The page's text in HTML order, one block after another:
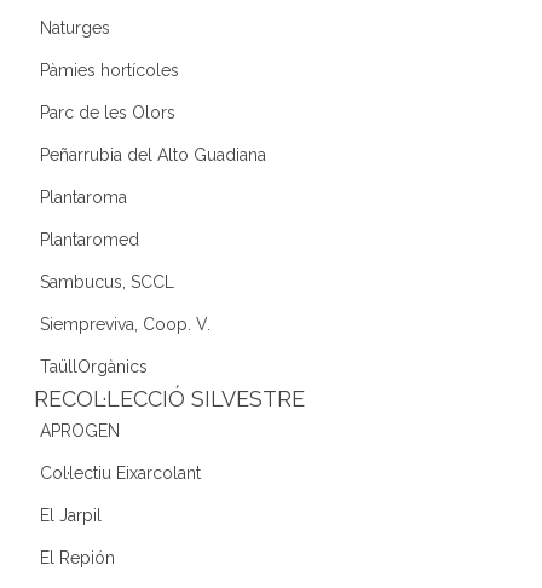
Naturges
Pàmies hortícoles
Parc de les Olors
Peñarrubia del Alto Guadiana
Plantaroma
Plantaromed
Sambucus, SCCL
Siempreviva, Coop. V.
TaüllOrgànics
RECOL·LECCIÓ SILVESTRE
APROGEN
Col·lectiu Eixarcolant
El Jarpil
El Repión